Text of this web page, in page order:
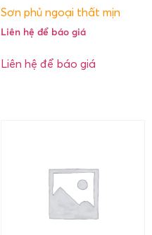
Sơn phủ ngoại thất mịn
Liên hệ để báo giá
Liên hệ để báo giá